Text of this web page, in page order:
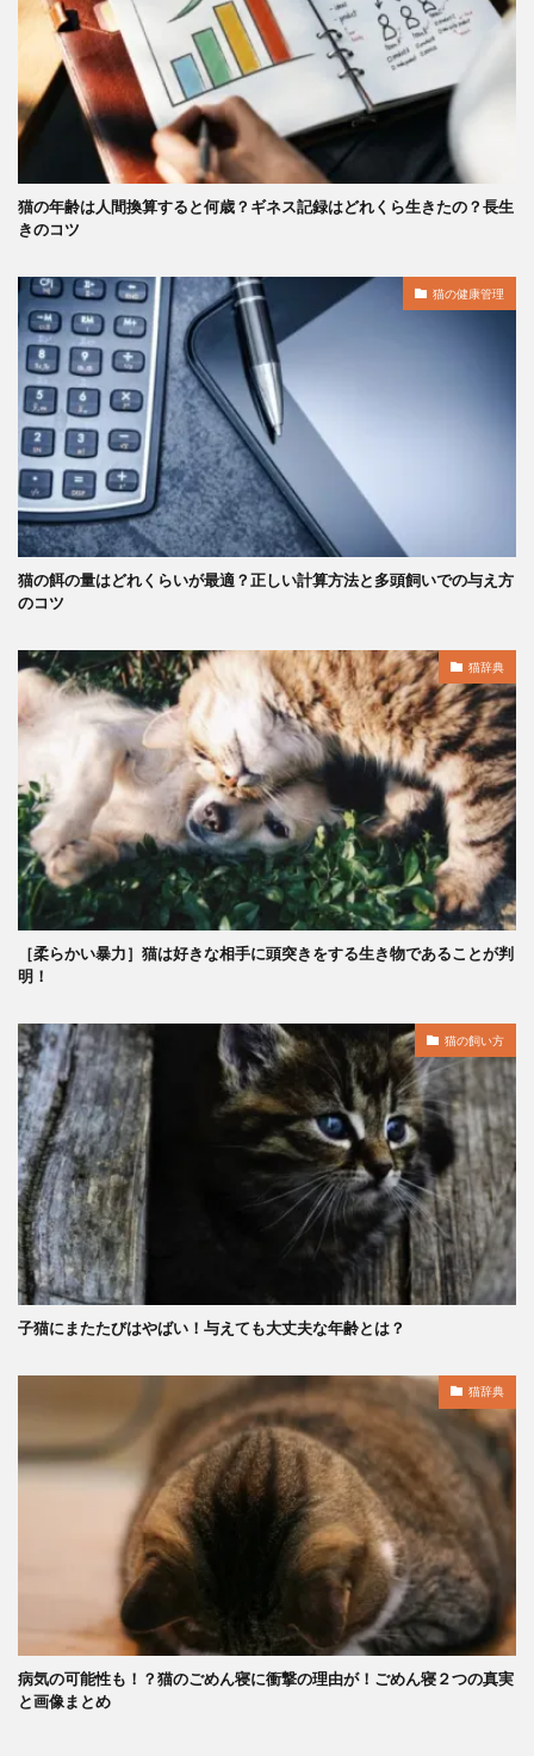
猫の年齢は人間換算すると何歳？ギネス記録はどれくら生きたの？長生
きのコツ
猫の健康管理
猫の餌の量はどれくらいが最適？正しい計算方法と多頭飼いでの与え方
のコツ
猫辞典
［柔らかい暴力］猫は好きな相手に頭突きをする生き物であることが判
明！
猫の飼い方
子猫にまたたびはやばい！与えても大丈夫な年齢とは？
猫辞典
病気の可能性も！？猫のごめん寝に衝撃の理由が！ごめん寝２つの真実
と画像まとめ